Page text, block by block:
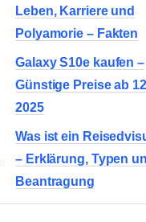
Leben, Karriere und
Polyamorie – Fakten
Galaxy S10e kaufen –
Günstige Preise ab
2025
Was ist ein
– Erklärung, Typen
Beantragung